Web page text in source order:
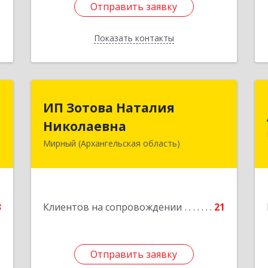
Отправить заявку
Показать контакты
Отправить заявку
Назад
ИП Зотова Наталия
Николаевна
Мирный (Архангельская область)
Клиентов на сопровождении 21
Отправить заявку
Николаевна
164170, г.Мирный, Архангельской
Отправить заявку